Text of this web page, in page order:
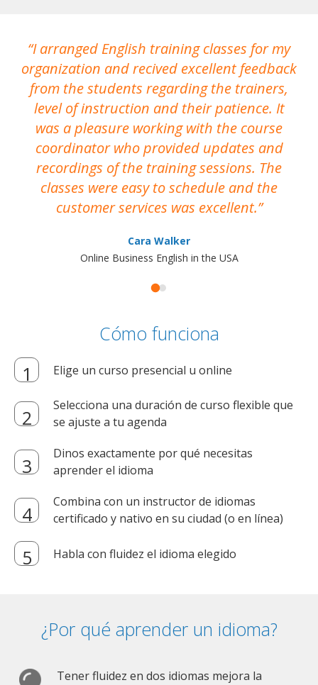
I arranged English training classes for my
organization and recived excellent feedback
from the students regarding the trainers,
level of instruction and their patience. It
was a pleasure working with the course
coordinator who provided updates and
recordings of the training sessions. The
classes were easy to schedule and the
customer services was excellent.
Cara Walker
Online Business English in the USA
Cómo funciona
Elige un curso presencial u online
Selecciona una duración de curso flexible que
se ajuste a tu agenda
Dinos exactamente por qué necesitas
aprender el idioma
Combina con un instructor de idiomas
certificado y nativo en su ciudad (o en línea)
Habla con fluidez el idioma elegido
¿Por qué aprender un idioma?
Tener fluidez en dos idiomas mejora la